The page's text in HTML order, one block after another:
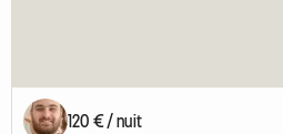
120 € / nuit